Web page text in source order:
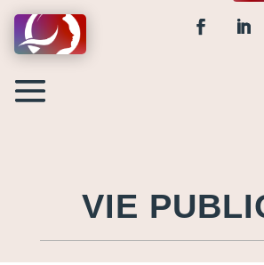
VIE